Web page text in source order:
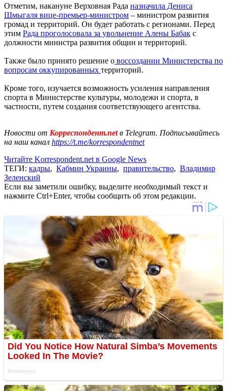
Отметим, накануне Верховная Рада назначила Дениса
Шмыгаля вице-премьер-министром – министром развития
громад и территорий. Он будет работать с регионами. Перед
этим Рада проголосовала за увольнение Алены Бабак с
должности министра развития общин и территорий.
Также было принято решение о воссоздании Министерства по
вопросам оккупированных территорий.
Кроме того, изучается возможность усиления направления
спорта в Министерстве культуры, молодежи и спорта, в
частности, путем создания соответствующего агентства.
Новости от Корреспондент.netв Telegram. Подписывайтесь
на наш канал https://t.me/korrespondentnet
Читайте Korrespondent.net в Google News
ТЕГИ: кадры, Кабмин Украины, правительство, Владимир
Зеленский
Если вы заметили ошибку, выделите необходимый текст и
нажмите Ctrl+Enter, чтобы сообщить об этом редакции.